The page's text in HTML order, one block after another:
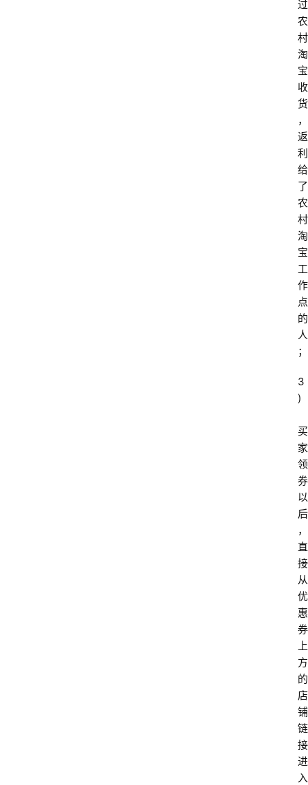
过
农
村
淘
宝
收
货
，
返
利
给
了
农
村
淘
宝
工
作
点
的
人
；
3
)
买
家
领
券
以
后
，
直
接
从
优
惠
券
上
方
的
店
铺
链
接
进
入